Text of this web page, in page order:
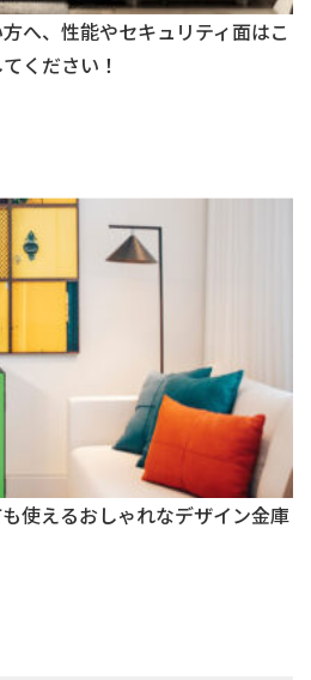
へ、性能やセキュリティ面はこ
ください！
使えるおしゃれなデザイン金庫